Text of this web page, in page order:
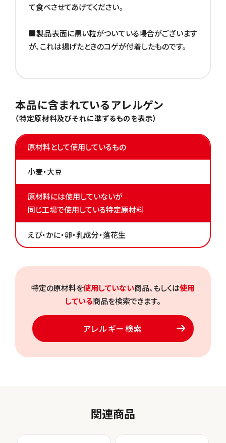
て食べさせてあげてください。
■製品表面に黒い粒がついている場合がございます
が、これは揚げたときのコゲが付着したものです。
本品に含まれているアレルゲン
（特定原材料及びそれに準ずるものを表示）
原材料として使用しているもの
小麦・大豆
原材料には使用していないが
同じ工場で使用している特定原材料
えび・かに・卵・乳成分・落花生
特定の原材料を使用していない商品、もしくは使用
している商品を検索できます。
アレルギー検索
関連商品